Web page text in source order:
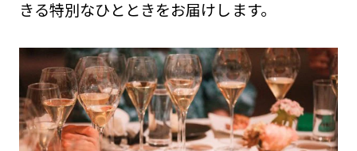
きる特別なひとときをお届けします。